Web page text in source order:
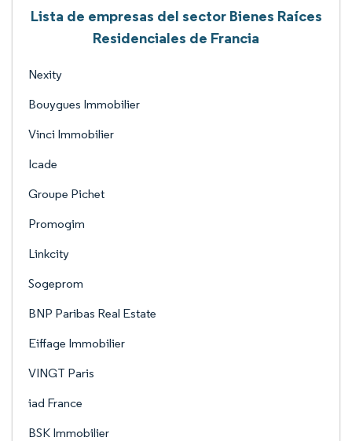
Lista de empresas del sector Bienes Raíces
Residenciales de Francia
Nexity
Bouygues Immobilier
Vinci Immobilier
Icade
Groupe Pichet
Promogim
Linkcity
Sogeprom
BNP Paribas Real Estate
Eiffage Immobilier
VINGT Paris
iad France
BSK Immobilier